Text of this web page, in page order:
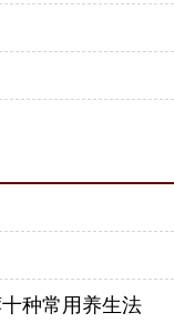
确的手法及合
种常用养生法